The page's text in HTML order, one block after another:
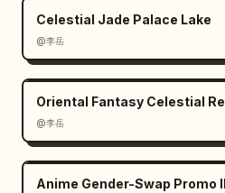
Celestial Jade Palace Lake
@李岳
Oriental Fantasy Celestial
@李岳
Anime Gender-Swap Promo